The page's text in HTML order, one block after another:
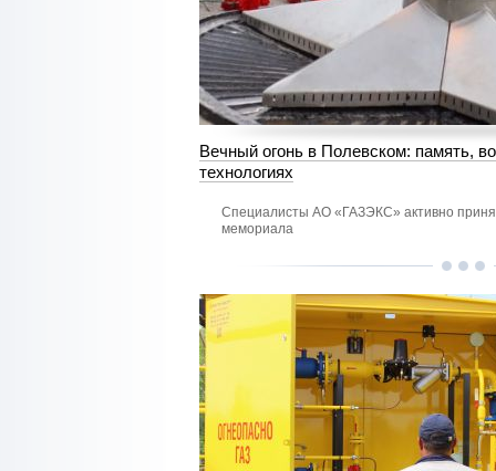
Вечный огонь в Полевском: память,
технологиях
Специалисты АО «ГАЗЭКС» активно
мемориала